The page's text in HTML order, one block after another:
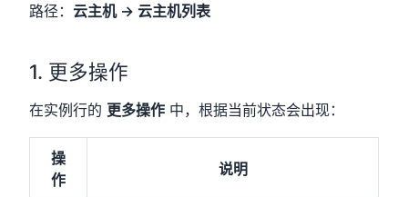
路径： 云主机 → 云主机列表
1. 更多操作
在实例行的 更多操作 中，根据当前状态会出现：
操
作
说明